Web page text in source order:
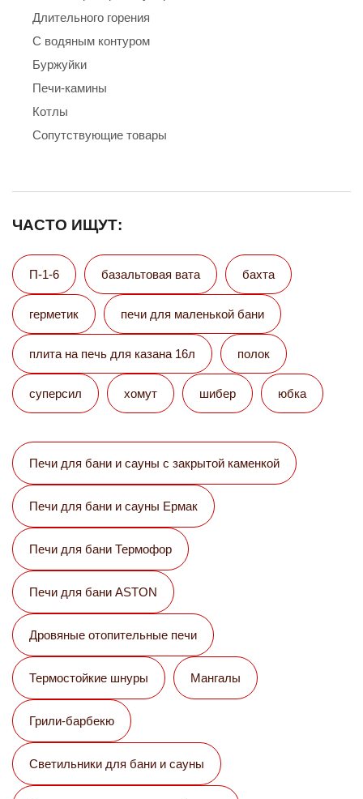
Длительного горения
С водяным контуром
Буржуйки
Печи-камины
Котлы
Сопутствующие товары
ЧАСТО ИЩУТ:
П-1-6 базальтовая вата бахта
герметик печи для маленькой бани
плита на печь для казана 16л полок
суперсил хомут шибер юбка
Печи для бани и сауны с закрытой каменкой
Печи для бани и сауны Eрмак
Печи для бани Термофор
Печи для бани ASTON
Дровяные отопительные печи
Термостойкие шнуры Мангалы
Грили-барбекю
Светильники для бани и сауны